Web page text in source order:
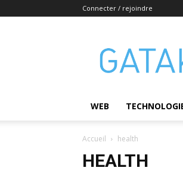
Connecter / rejoindre
WEB
Accueil health
HEALTH